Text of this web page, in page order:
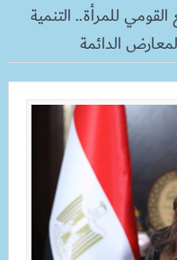
للمرأة.. التنمية
الدائمة